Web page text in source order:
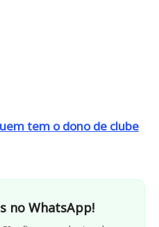
tem o dono de clube
no WhatsApp!